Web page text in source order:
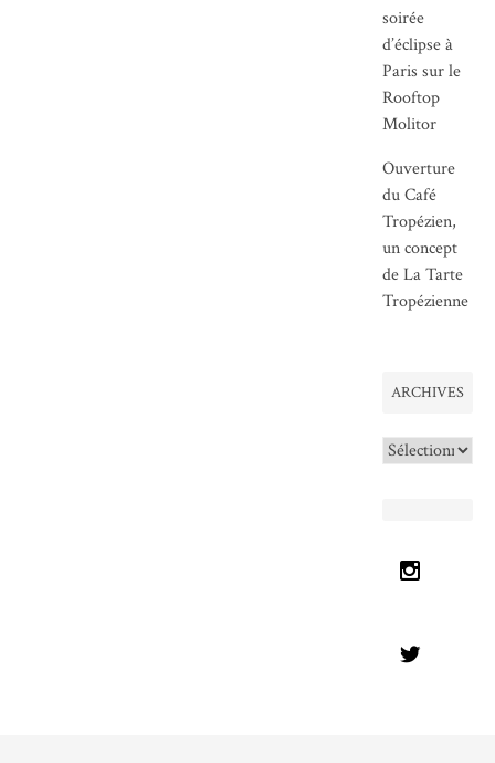
soirée
d’éclipse à
Paris sur le
Rooftop
Molitor
Ouverture
du Café
Tropézien,
un concept
de La Tarte
Tropézienne
ARCHIVES
Archives